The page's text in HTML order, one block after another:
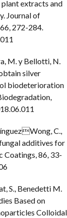
extracts and
Journal of
272-284.
M. y Bellotti, N.
silver
biodeterioration
C.,
additives for
Coatings, 86, 33-
S., Benedetti M.
Based on
Colloidal